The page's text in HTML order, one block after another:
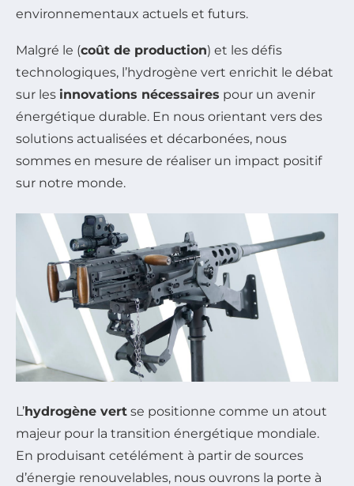
environnementaux actuels et futurs.
Malgré le (coût de production) et les défis
technologiques, l’hydrogène vert enrichit le débat
sur les innovations nécessaires pour un avenir
énergétique durable. En nous orientant vers des
solutions actualisées et décarbonées, nous
sommes en mesure de réaliser un impact positif
sur notre monde.
L’hydrogène vert se positionne comme un atout
majeur pour la transition énergétique mondiale.
En produisant cetélément à partir de sources
d’énergie renouvelables, nous ouvrons la porte à